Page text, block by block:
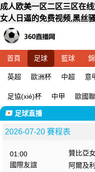
成人欧美一区二区三区在
女人日逼的免费视频,黑丝
首頁 足球 籃球
英超 歐洲杯 中超 意
足協(xié)杯 中甲 歐國
足球直播
2026-07-20 賽程表
01:00
國際友誼
贊比亞
阿爾及